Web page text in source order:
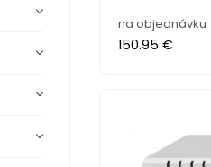
na objednávku
150.95 €